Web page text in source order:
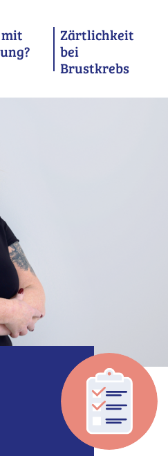
mit
Zärtlichkeit
bei
Brustkrebs